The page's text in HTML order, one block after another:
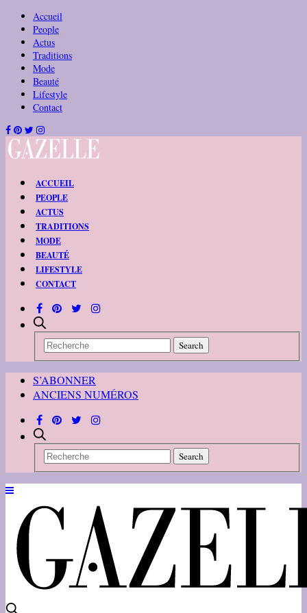
Accueil
People
Actus
Traditions
Mode
Beauté
Lifestyle
Contact
ACCUEIL
PEOPLE
ACTUS
TRADITIONS
MODE
BEAUTÉ
LIFESTYLE
CONTACT
S’ABONNER
ANCIENS NUMÉROS